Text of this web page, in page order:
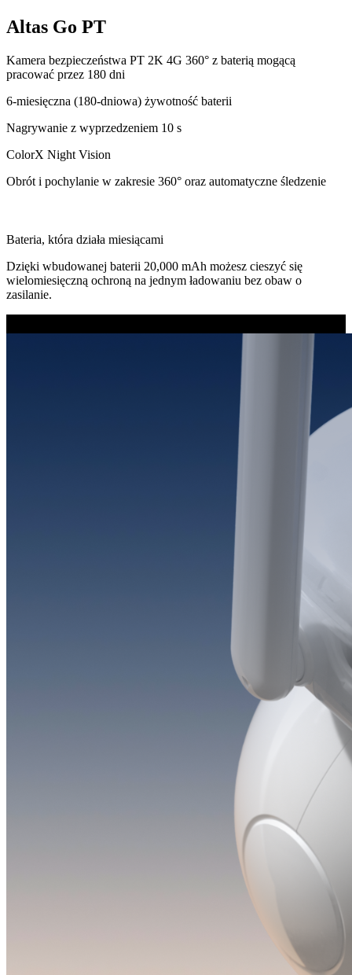
Altas Go PT
Kamera bezpieczeństwa PT 2K 4G 360° z baterią mogącą
pracować przez 180 dni
6-miesięczna (180-dniowa) żywotność baterii
Nagrywanie z wyprzedzeniem 10 s
ColorX Night Vision
Obrót i pochylanie w zakresie 360° oraz automatyczne śledzenie
Bateria, która działa miesiącami
Dzięki wbudowanej baterii 20,000 mAh możesz cieszyć się
wielomiesięczną ochroną na jednym ładowaniu bez obaw o
zasilanie.